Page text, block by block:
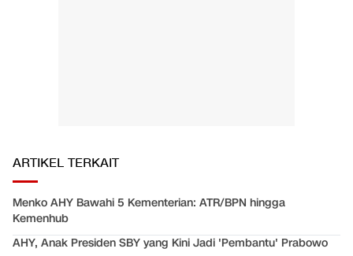
ARTIKEL TERKAIT
Menko AHY Bawahi 5 Kementerian: ATR/BPN hingga
Kemenhub
AHY, Anak Presiden SBY yang Kini Jadi 'Pembantu' Prabowo